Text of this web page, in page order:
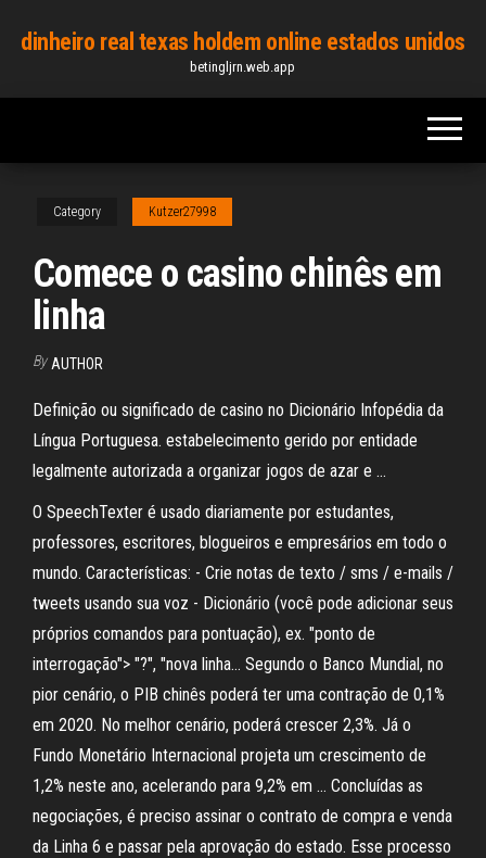
content
dinheiro real texas holdem online estados unidos
betingljrn.web.app
Category Kutzer27998
Comece o casino chinês em
linha
By AUTHOR
Definição ou significado de casino no Dicionário Infopédia da
Língua Portuguesa. estabelecimento gerido por entidade
legalmente autorizada a organizar jogos de azar e …
O SpeechTexter é usado diariamente por estudantes,
professores, escritores, blogueiros e empresários em todo o
mundo. Características: - Crie notas de texto / sms / e-mails /
tweets usando sua voz - Dicionário (você pode adicionar seus
próprios comandos para pontuação), ex. "ponto de
interrogação"> "?", "nova linha… Segundo o Banco Mundial, no
pior cenário, o PIB chinês poderá ter uma contração de 0,1%
em 2020. No melhor cenário, poderá crescer 2,3%. Já o
Fundo Monetário Internacional projeta um crescimento de
1,2% neste ano, acelerando para 9,2% em … Concluídas as
negociações, é preciso assinar o contrato de compra e venda
da Linha 6 e passar pela aprovação do estado. Esse processo